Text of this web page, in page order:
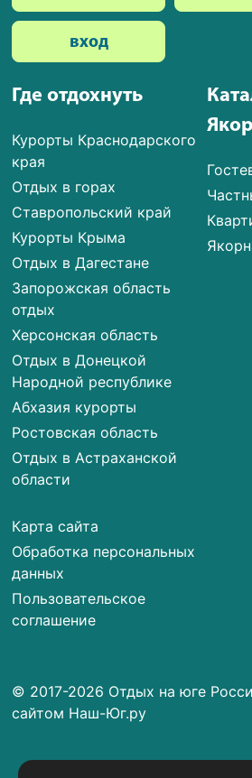
Где отдохнуть
Курорты Краснодарского
края
Отдых в горах
Ставропольский край
Курорты Крыма
Отдых в Дагестане
Запорожская область
отдых
Херсонская область
Отдых в Донецкой
Народной республике
Абхазия курорты
Ростовская область
Отдых в Астраханской
области
Карта сайта
Обработка персональных
данных
Пользовательское
соглашение
вход
© 2017-2026 Отдых на юге
сайтом Наш-Юг.ру